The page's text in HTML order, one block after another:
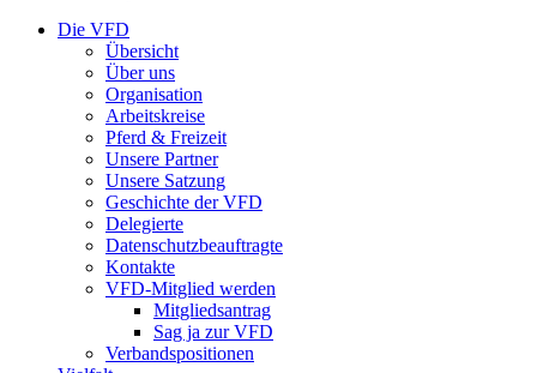
Die VFD
Übersicht
Über uns
Organisation
Arbeitskreise
Pferd & Freizeit
Unsere Partner
Unsere Satzung
Geschichte der VFD
Delegierte
Datenschutzbeauftragte
Kontakte
VFD-Mitglied werden
Mitgliedsantrag
Sag ja zur VFD
Verbandspositionen